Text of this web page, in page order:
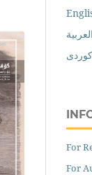
العربية
کوردی
For
For